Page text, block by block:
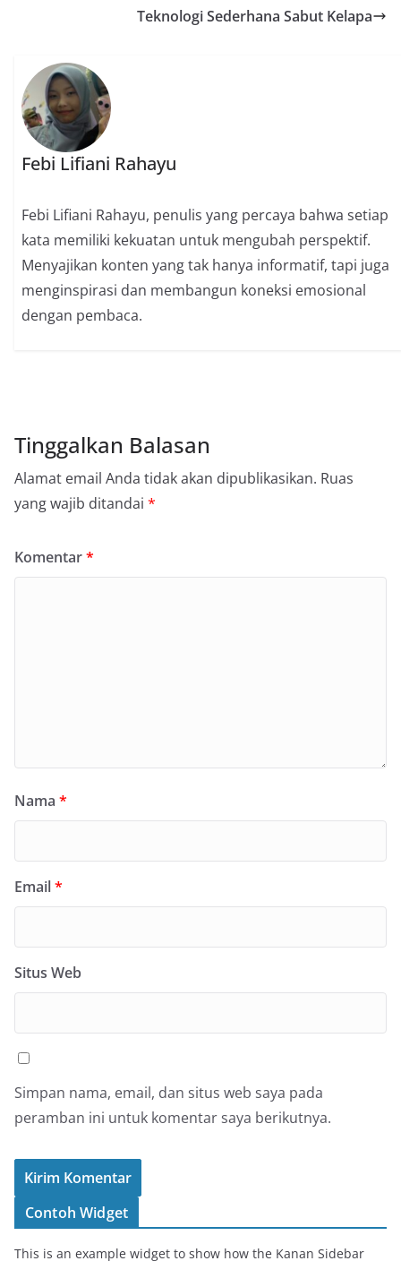
Teknologi Sederhana Sabut Kelapa
Febi Lifiani Rahayu
Febi Lifiani Rahayu, penulis yang percaya bahwa setiap
kata memiliki kekuatan untuk mengubah perspektif.
Menyajikan konten yang tak hanya informatif, tapi juga
menginspirasi dan membangun koneksi emosional
dengan pembaca.
Tinggalkan Balasan
Alamat email Anda tidak akan dipublikasikan. Ruas
yang wajib ditandai *
Komentar*
Nama *
Email*
Situs Web
Simpan nama, email, dan situs web saya pada
peramban ini untuk komentar saya berikutnya.
Contoh Widget
This is an example widget to show how the Kanan Sidebar